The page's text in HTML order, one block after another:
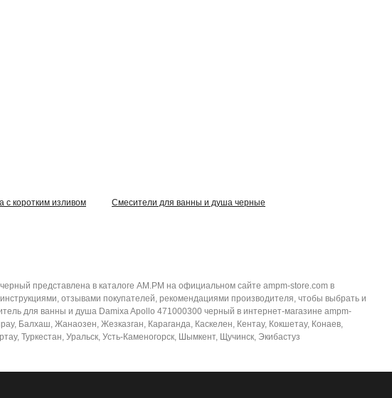
коротким изливом Смесители для ванны и душа черные
представлена в каталоге AM.PM на официальном сайте ampm-store.com в
отзывами покупателей, рекомендациями производителя, чтобы выбрать и
для ванны и душа Damixa Apollo 471000300 черный в интернет-магазине ampm-
Балхаш, Жанаозен, Жезказган, Караганда, Каскелен, Кентау, Кокшетау, Конаев,
Туркестан, Уральск, Усть-Каменогорск, Шымкент, Щучинск, Экибастуз